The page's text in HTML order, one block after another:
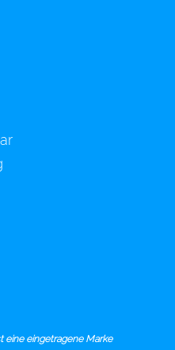
eine eingetragene Marke